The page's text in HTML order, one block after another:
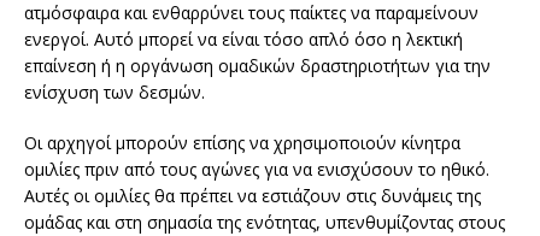
ατμόσφαιρα και ενθαρρύνει τους παίκτες να παραμείνουν
ενεργοί. Αυτό μπορεί να είναι τόσο απλό όσο η λεκτική
επαίνεση ή η οργάνωση ομαδικών δραστηριοτήτων για την
ενίσχυση των δεσμών.
Οι αρχηγοί μπορούν επίσης να χρησιμοποιούν κίνητρα
ομιλίες πριν από τους αγώνες για να ενισχύσουν το ηθικό.
Αυτές οι ομιλίες θα πρέπει να εστιάζουν στις δυνάμεις της
ομάδας και στη σημασία της ενότητας, υπενθυμίζοντας στους